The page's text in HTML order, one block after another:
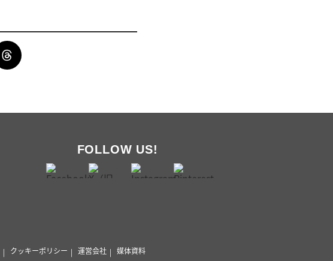
FOLLOW US!
クッキーポリシー 運営会社 媒体資料